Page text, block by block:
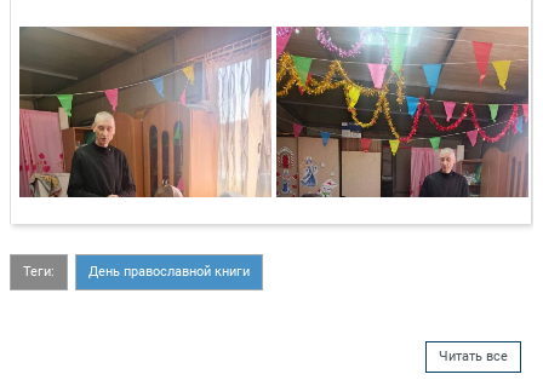
Теги: День православной книги
Читать все